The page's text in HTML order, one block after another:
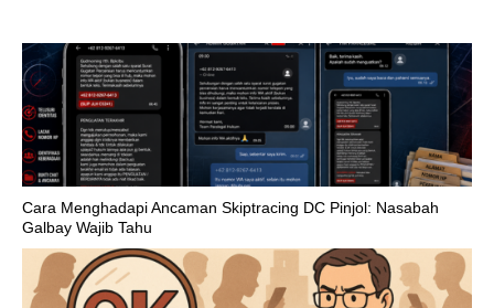
Cara Menghadapi Ancaman Skiptracing DC Pinjol: Nasabah
Galbay Wajib Tahu